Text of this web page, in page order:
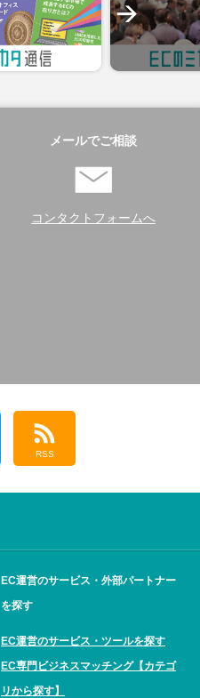
メールでご相談
コンタクトフォームへ
RSS
EC運営のサービス・外部パートナー
を探す
EC運営のサービス・ツールを探す
EC専門ビジネスマッチング【カテゴ
リから探す】